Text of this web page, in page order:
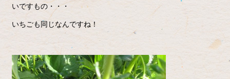
いですもの・・・
いちごも同じなんですね！